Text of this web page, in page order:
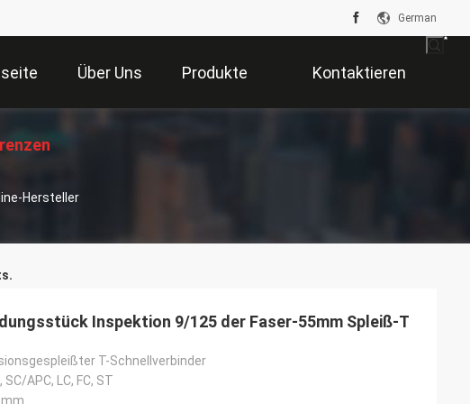
German
Über Uns Produkte Kontaktieren
Sie Uns
Hersteller
Inspektion 9/125 der Faser-55mm Spleiß-T
T-Schnellverbinder
SC/APC, LC, FC, ST